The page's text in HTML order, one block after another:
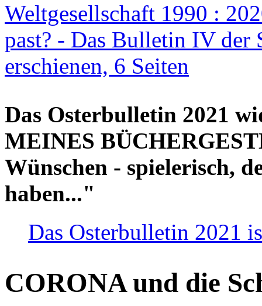
Weltgesellschaft 1990 :
past? - Das Bulletin IV der
erschienen, 6 Seiten
Das Osterbulletin 2021
MEINES
Wünschen - spielerisch,
haben..."
Das Osterbulletin 2021
CORONA und die